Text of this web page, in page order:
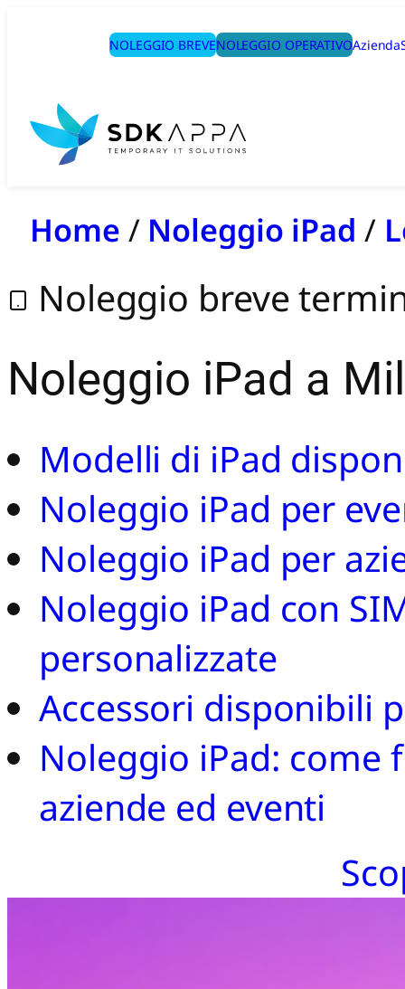
NOLEGGIO BREVENOLEGGIO OPERATIVOAzienda
Home / Noleggio iPad /
Noleggio breve
Noleggio iPad a
Modelli di iPad
Noleggio iPad per
Noleggio iPad per
Noleggio iPad con
personalizzate
Accessori disponibili
Noleggio iPad: come
aziende ed eventi